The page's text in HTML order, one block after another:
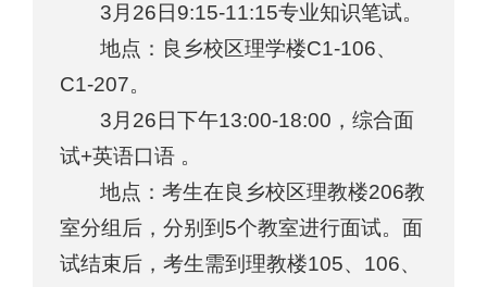
3月26日9:15-11:15专业知识笔试。
地点：良乡校区理学楼C1-106、
C1-207。
3月26日下午13:00-18:00，综合面
试+英语口语 。
地点：考生在良乡校区理教楼206教
室分组后，分别到5个教室进行面试。面
试结束后，考生需到理教楼105、106、